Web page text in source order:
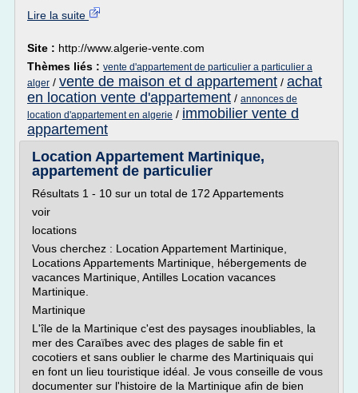
Lire la suite
Site : http://www.algerie-vente.com
Thèmes liés : vente d'appartement de particulier a particulier a
alger / vente de maison et d appartement / achat
en location vente d'appartement / annonces de
location d'appartement en algerie / immobilier vente d
appartement
Location Appartement Martinique,
appartement de particulier
Résultats 1 - 10 sur un total de 172 Appartements
voir
locations
Vous cherchez : Location Appartement Martinique,
Locations Appartements Martinique, hébergements de
vacances Martinique, Antilles Location vacances
Martinique.
Martinique
L'île de la Martinique c'est des paysages inoubliables, la
mer des Caraïbes avec des plages de sable fin et
cocotiers et sans oublier le charme des Martiniquais qui
en font un lieu touristique idéal. Je vous conseille de vous
documenter sur l'histoire de la Martinique afin de bien